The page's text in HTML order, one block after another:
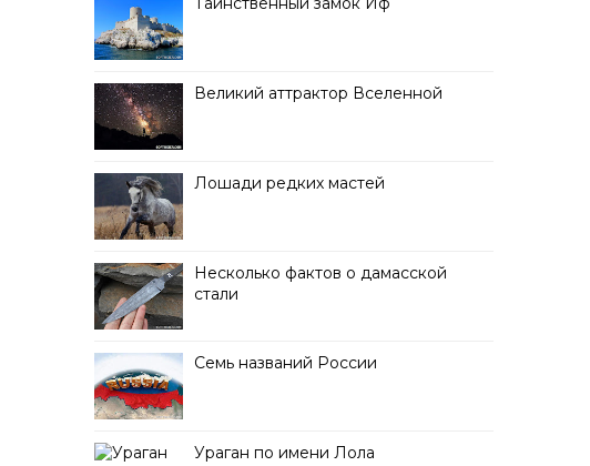
Великий аттрактор Вселенной
Лошади редких мастей
Несколько фактов о дамасской
стали
Семь названий России
Ураган по имени Лола